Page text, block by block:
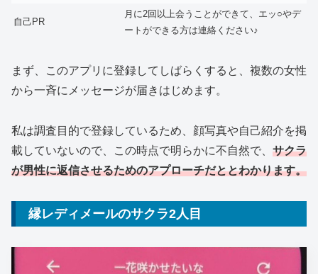
自己PR
月に2回以上会うことができて、エッ○やデ
ートができる方は連絡ください♪
まず、このアプリに登録してしばらくすると、複数の女性
から一斉にメッセージが届きはじめます。
私は調査目的で登録しているため、顔写真や自己紹介を掲
載していないので、この時点で明らかに不自然で、 サクラ
が男性に返信させるためのアプローチだととわかります。
縁レディメールのサクラ2人目